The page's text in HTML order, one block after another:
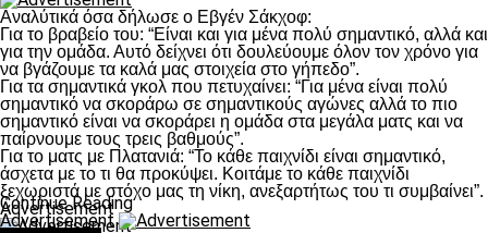
Αναλύτικά όσα δήλωσε ο Εβγέν Σάκχοφ:
Για το βραβείο του: “Είναι και για μένα πολύ σημαντικό, αλλά και
για την ομάδα. Αυτό δείχνει ότι δουλεύουμε όλον τον χρόνο για
να βγάζουμε τα καλά μας στοιχεία στο γήπεδο”.
Για τα σημαντικά γκολ που πετυχαίνει: “Για μένα είναι πολύ
σημαντικό να σκοράρω σε σημαντικούς αγώνες αλλά το πιο
σημαντικό είναι να σκοράρει η ομάδα στα μεγάλα ματς και να
παίρνουμε τους τρεις βαθμούς”.
Για το ματς με Πλατανιά: “Το κάθε παιχνίδι είναι σημαντικό,
άσχετα με το τι θα προκύψει. Κοιτάμε το κάθε παιχνίδι
ξεχωριστά με στόχο μας τη νίκη, ανεξαρτήτως του τι συμβαίνει”.
Advertisement
Continue Reading
Advertisement